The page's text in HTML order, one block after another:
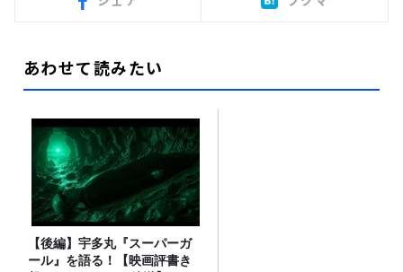
あわせて読みたい
【後編】宇多丸『スーパーガ
ール』を語る！【映画評書き